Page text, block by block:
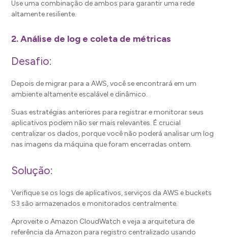
Use uma combinação de ambos para garantir uma rede
altamente resiliente.
2. Análise de log e coleta de métricas
Desafio:
Depois de migrar para a AWS, você se encontrará em um
ambiente altamente escalável e dinâmico.
Suas estratégias anteriores para registrar e monitorar seus
aplicativos podem não ser mais relevantes. É crucial
centralizar os dados, porque você não poderá analisar um log
nas imagens da máquina que foram encerradas ontem.
Solução:
Verifique se os logs de aplicativos, serviços da AWS e buckets
S3 são armazenados e monitorados centralmente.
Aproveite o Amazon CloudWatch e veja a arquitetura de
referência da Amazon para registro centralizado usando